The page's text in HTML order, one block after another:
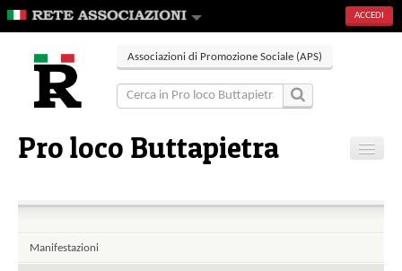
ACCEDI
Associazioni di Promozione Sociale (APS)
Pro loco Buttapietra
Contatti
Manifestazioni